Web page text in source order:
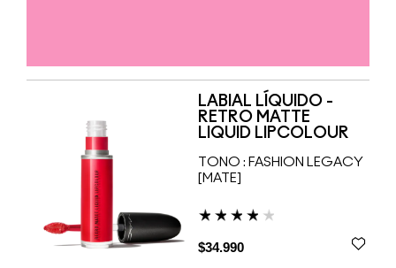
LABIAL LÍQUIDO -
RETRO MATTE
LIQUID LIPCOLOUR
TONO : FASHION LEGACY
[MATE]
$34.990